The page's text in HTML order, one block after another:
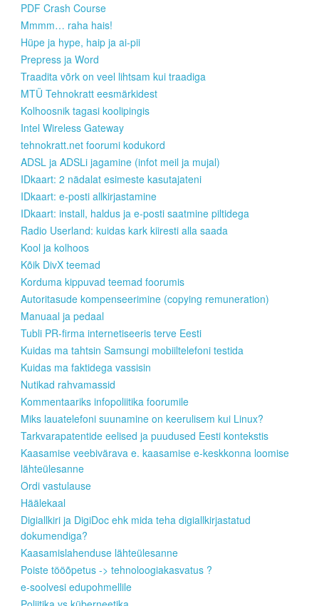
PDF Crash Course
Mmmm… raha hais!
Hüpe ja hype, haip ja ai-pii
Prepress ja Word
Traadita võrk on veel lihtsam kui traadiga
MTÜ Tehnokratt eesmärkidest
Kolhoosnik tagasi koolipingis
Intel Wireless Gateway
tehnokratt.net foorumi kodukord
ADSL ja ADSLi jagamine (infot meil ja mujal)
IDkaart: 2 nädalat esimeste kasutajateni
IDkaart: e-posti allkirjastamine
IDkaart: install, haldus ja e-posti saatmine piltidega
Radio Userland: kuidas kark kiiresti alla saada
Kool ja kolhoos
Kõik DivX teemad
Korduma kippuvad teemad foorumis
Autoritasude kompenseerimine (copying remuneration)
Manuaal ja pedaal
Tubli PR-firma internetiseeris terve Eesti
Kuidas ma tahtsin Samsungi mobiiltelefoni testida
Kuidas ma faktidega vassisin
Nutikad rahvamassid
Kommentaariks infopoliitika foorumile
Miks lauatelefoni suunamine on keerulisem kui Linux?
Tarkvarapatentide eelised ja puudused Eesti kontekstis
Kaasamise veebivärava e. kaasamise e-keskkonna loomise
lähteülesanne
Ordi vastulause
Häälekaal
Digiallkiri ja DigiDoc ehk mida teha digiallkirjastatud
dokumendiga?
Kaasamislahenduse lähteülesanne
Poiste tööõpetus -> tehnoloogiakasvatus ?
e-soolvesi edupohmellile